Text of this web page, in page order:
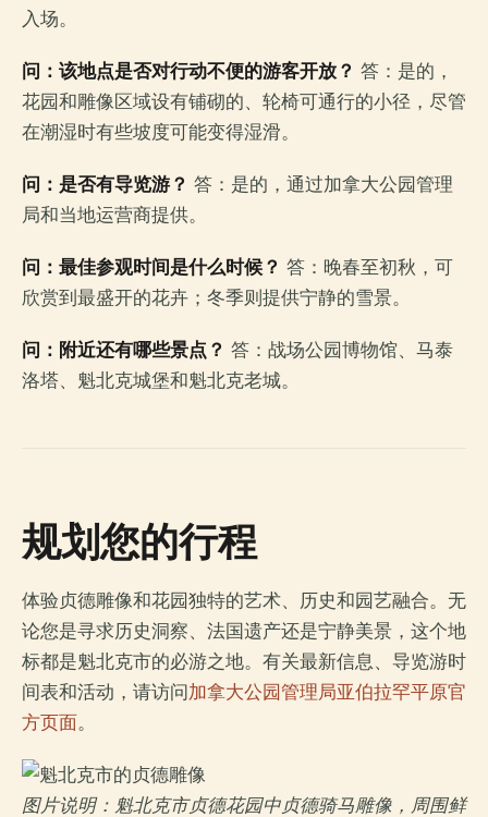
入场。
问：该地点是否对行动不便的游客开放？ 答：是的，
花园和雕像区域设有铺砌的、轮椅可通行的小径，尽管
在潮湿时有些坡度可能变得湿滑。
问：是否有导览游？ 答：是的，通过加拿大公园管理
局和当地运营商提供。
问：最佳参观时间是什么时候？ 答：晚春至初秋，可
欣赏到最盛开的花卉；冬季则提供宁静的雪景。
问：附近还有哪些景点？ 答：战场公园博物馆、马泰
洛塔、魁北克城堡和魁北克老城。
规划您的行程
体验贞德雕像和花园独特的艺术、历史和园艺融合。无
论您是寻求历史洞察、法国遗产还是宁静美景，这个地
标都是魁北克市的必游之地。有关最新信息、导览游时
间表和活动，请访问加拿大公园管理局亚伯拉罕平原官
方页面。
图片说明：魁北克市贞德花园中贞德骑马雕像，周围鲜